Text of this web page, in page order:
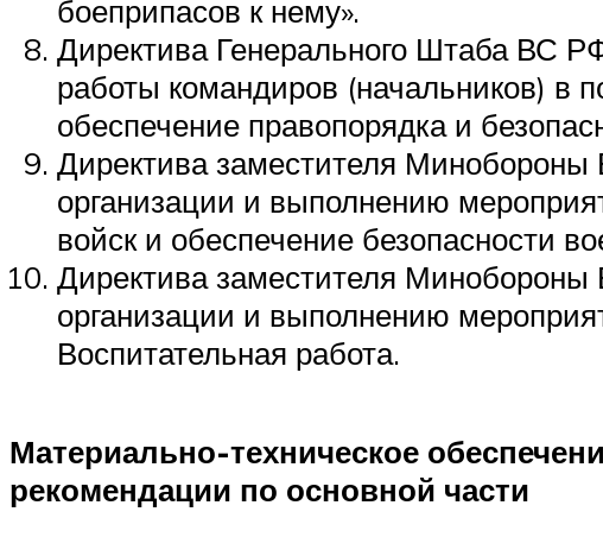
боеприпасов к нему».
Директива Генерального Штаба ВС
работы командиров (начальников) в
обеспечение правопорядка и
Директива заместителя
организации и выполнению
войск и обеспечение безопасности
Директива заместителя
организации и выполнению
Воспитательная работа.
Материально-техническое
рекомендации по основной части